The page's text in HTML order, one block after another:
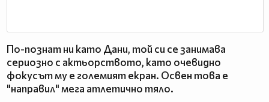
По-познат ни като Дани, той си се занимава
сериозно с актьорството, като очевидно
фокусът му е големият екран. Освен това е
"направил" мега атлетично тяло.